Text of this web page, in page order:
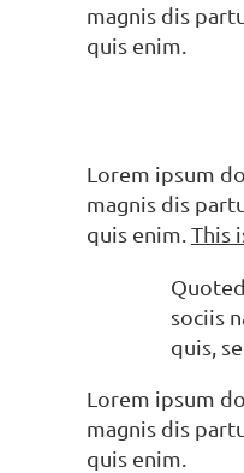
magnis dis
quis enim.
Lorem ipsum
magnis dis
quis enim. This
sociis
quis,
Lorem ipsum
magnis dis
quis enim.